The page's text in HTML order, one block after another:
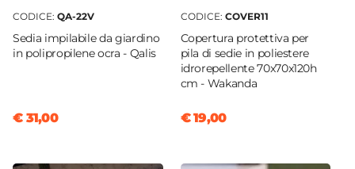
42,5 cm
Profondità
4 elementi
CODICE: QA-22V
Sedia impilabile da giardino
in polipropilene ocra - Qalis
€ 31,00
CODICE: COVER11
Copertura protettiva per
pila di sedie in poliestere
idrorepellente 70x70x120h
cm - Wakanda
€ 19,00